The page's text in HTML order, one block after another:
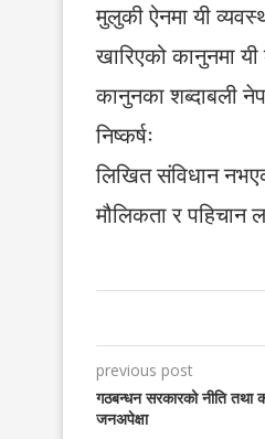
मुलुकी ऐनमा यी
खारिएको कानुनमा
कानुनका शब्दाबली
निष्कर्षः
लिखित संविधान
मौलिकता र पहिचान
previous post
गठबन्धन सरकारको नीति तथा
जनअपेक्षा